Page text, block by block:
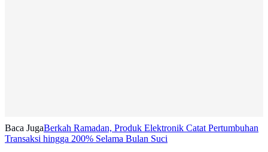
Baca JugaBerkah Ramadan, Produk Elektronik Catat Pertumbuhan
Transaksi hingga 200% Selama Bulan Suci